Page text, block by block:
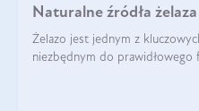
Naturalne źródła
Żelazo jest jednym z
niezbędnym do prawidłowego